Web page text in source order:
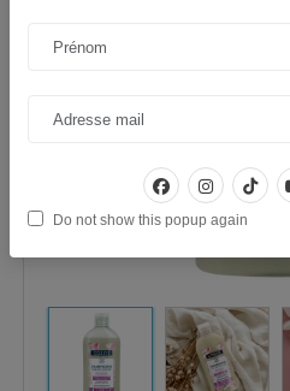
Do not show this popup again